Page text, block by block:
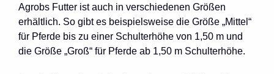
Agrobs Futter ist auch in verschiedenen Größen
erhältlich. So gibt es beispielsweise die Größe „Mittel“
für Pferde bis zu einer Schulterhöhe von 1,50 m und
die Größe „Groß“ für Pferde ab 1,50 m Schulterhöhe.